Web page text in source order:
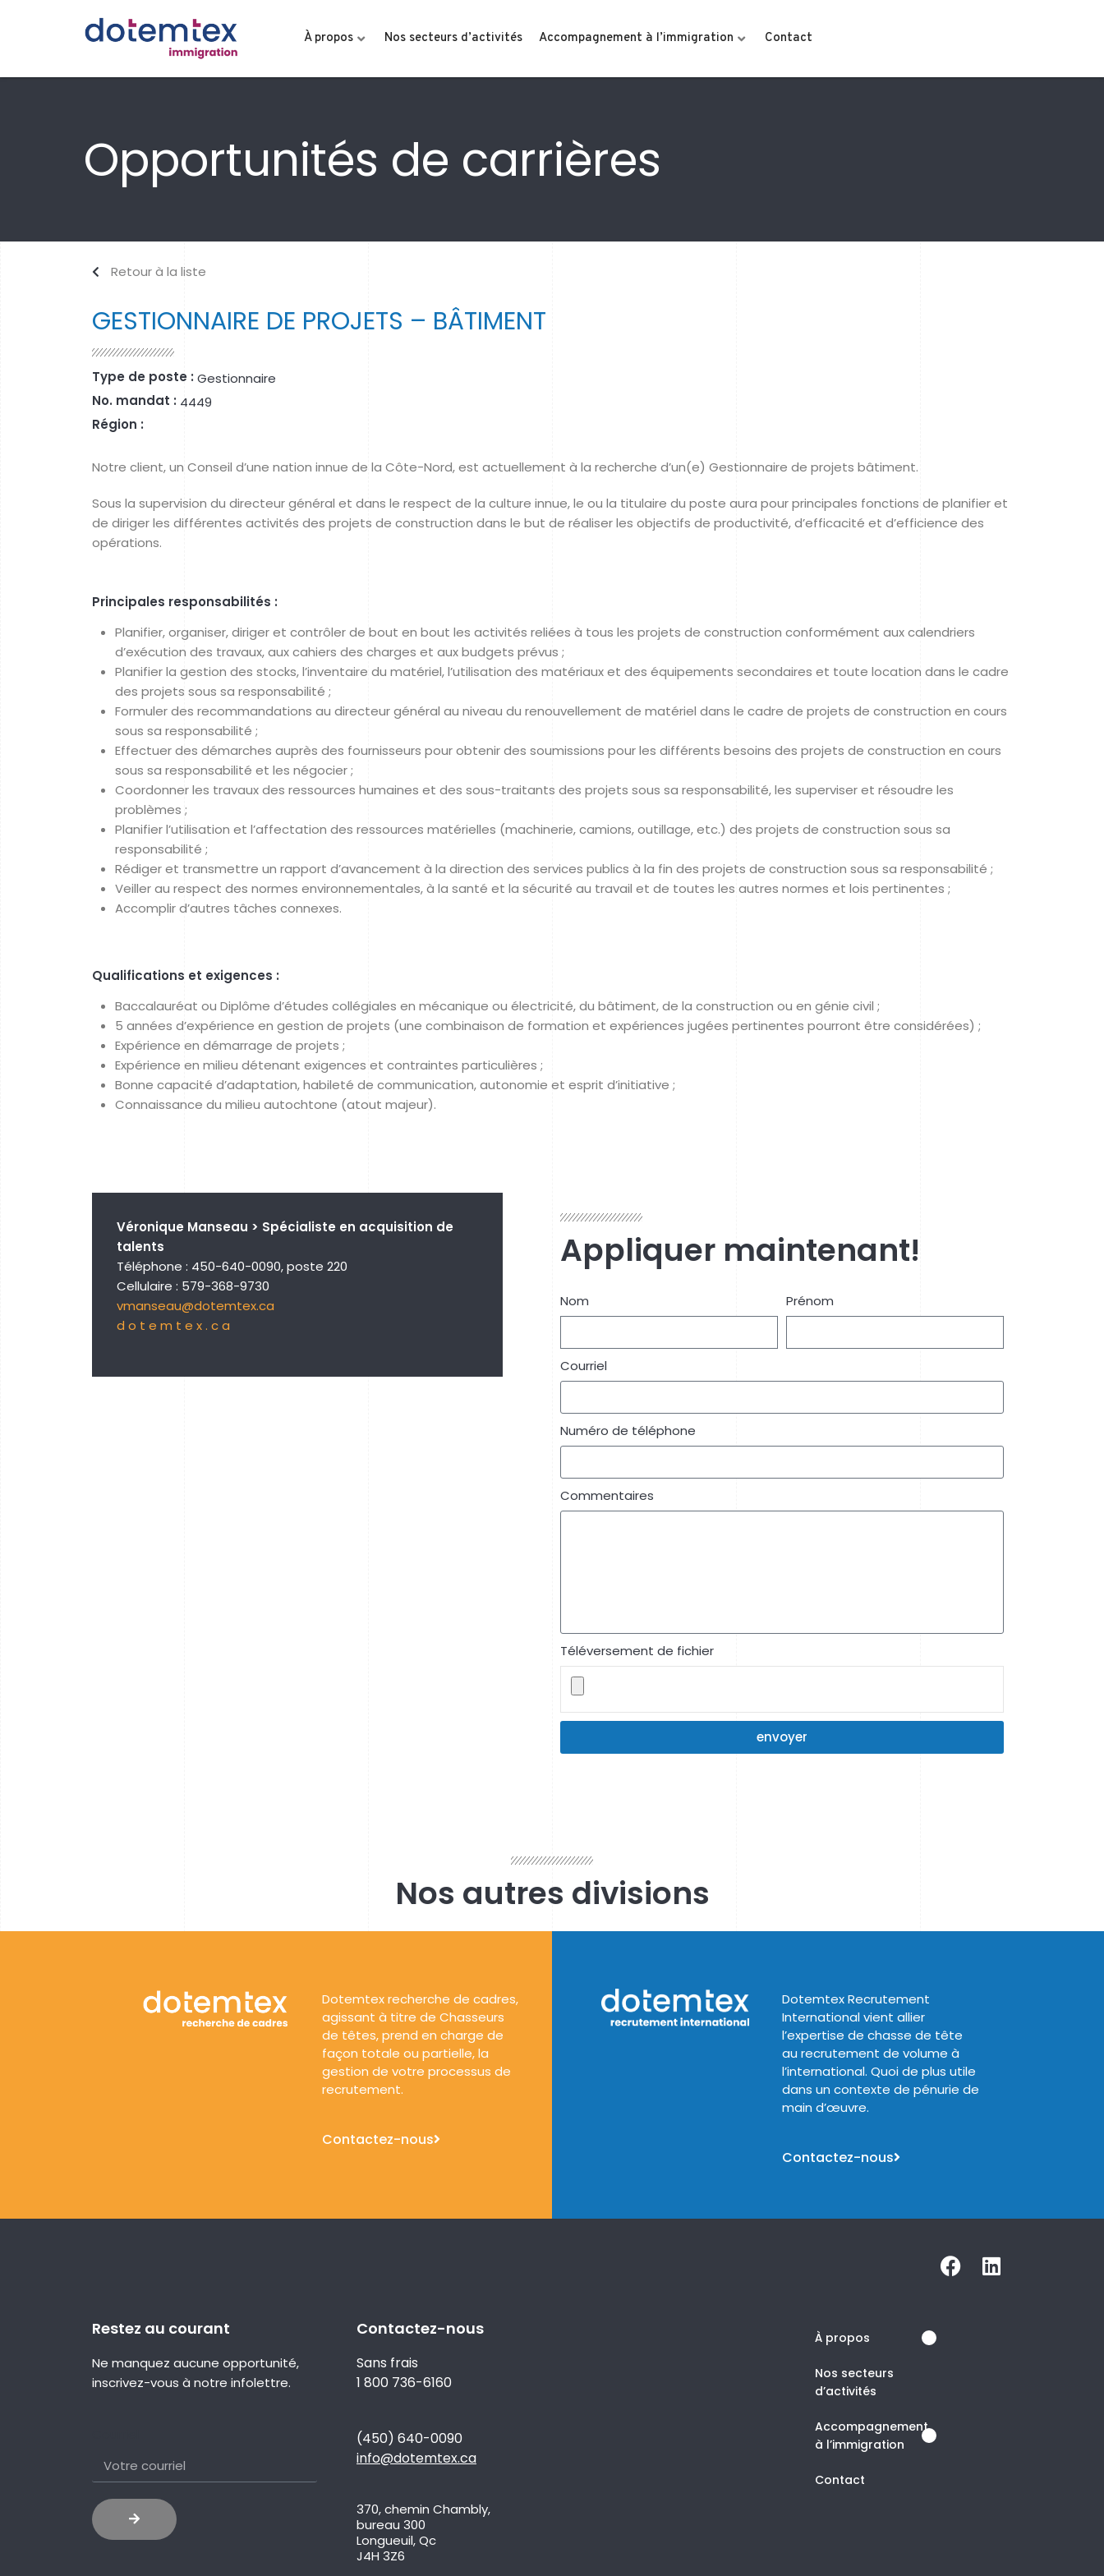
À propos Nos secteurs d’activités Accompagnement à l’immigration Contact
Opportunités de carrières
Retour à la liste
GESTIONNAIRE DE PROJETS – BÂTIMENT
Type de poste : Gestionnaire
No. mandat : 4449
Région :
Notre client, un Conseil d’une nation innue de la Côte-Nord, est actuellement à la recherche d’un(e) Gestionnaire de projets bâtiment.
Sous la supervision du directeur général et dans le respect de la culture innue, le ou la titulaire du poste aura pour principales fonctions de planifier et
de diriger les différentes activités des projets de construction dans le but de réaliser les objectifs de productivité, d’efficacité et d’efficience des
opérations.
Principales responsabilités :
Planifier, organiser, diriger et contrôler de bout en bout les activités reliées à tous les projets de construction conformément aux calendriers
d’exécution des travaux, aux cahiers des charges et aux budgets prévus ;
Planifier la gestion des stocks, l’inventaire du matériel, l’utilisation des matériaux et des équipements secondaires et toute location dans le cadre
des projets sous sa responsabilité ;
Formuler des recommandations au directeur général au niveau du renouvellement de matériel dans le cadre de projets de construction en cours
sous sa responsabilité ;
Effectuer des démarches auprès des fournisseurs pour obtenir des soumissions pour les différents besoins des projets de construction en cours
sous sa responsabilité et les négocier ;
Coordonner les travaux des ressources humaines et des sous-traitants des projets sous sa responsabilité, les superviser et résoudre les
problèmes ;
Planifier l’utilisation et l’affectation des ressources matérielles (machinerie, camions, outillage, etc.) des projets de construction sous sa
responsabilité ;
Rédiger et transmettre un rapport d’avancement à la direction des services publics à la fin des projets de construction sous sa responsabilité ;
Veiller au respect des normes environnementales, à la santé et la sécurité au travail et de toutes les autres normes et lois pertinentes ;
Accomplir d’autres tâches connexes.
Qualifications et exigences :
Baccalauréat ou Diplôme d’études collégiales en mécanique ou électricité, du bâtiment, de la construction ou en génie civil ;
5 années d’expérience en gestion de projets (une combinaison de formation et expériences jugées pertinentes pourront être considérées) ;
Expérience en démarrage de projets ;
Expérience en milieu détenant exigences et contraintes particulières ;
Bonne capacité d’adaptation, habileté de communication, autonomie et esprit d’initiative ;
Connaissance du milieu autochtone (atout majeur).
Véronique Manseau > Spécialiste en acquisition de
talents
Téléphone : 450-640-0090, poste 220
Cellulaire : 579-368-9730
vmanseau@dotemtex.ca
d o t e m t e x . c a
Appliquer maintenant!
Nom Prénom
Courriel
Numéro de téléphone
Commentaires
Téléversement de fichier
envoyer
Nos autres divisions
Dotemtex recherche de cadres,
agissant à titre de Chasseurs
de têtes, prend en charge de
façon totale ou partielle, la
gestion de votre processus de
recrutement.
Contactez-nous
Dotemtex Recrutement
International vient allier
l’expertise de chasse de tête
au recrutement de volume à
l’international. Quoi de plus utile
dans un contexte de pénurie de
main d’œuvre.
Contactez-nous
Restez au courant
Ne manquez aucune opportunité,
inscrivez-vous à notre infolettre.
Contactez-nous
Sans frais
1 800 736-6160
(450) 640-0090
info@dotemtex.ca
370, chemin Chambly,
bureau 300
Longueuil, Qc
J4H 3Z6
À propos
Nos secteurs
d’activités
Accompagnement
à l’immigration
Contact